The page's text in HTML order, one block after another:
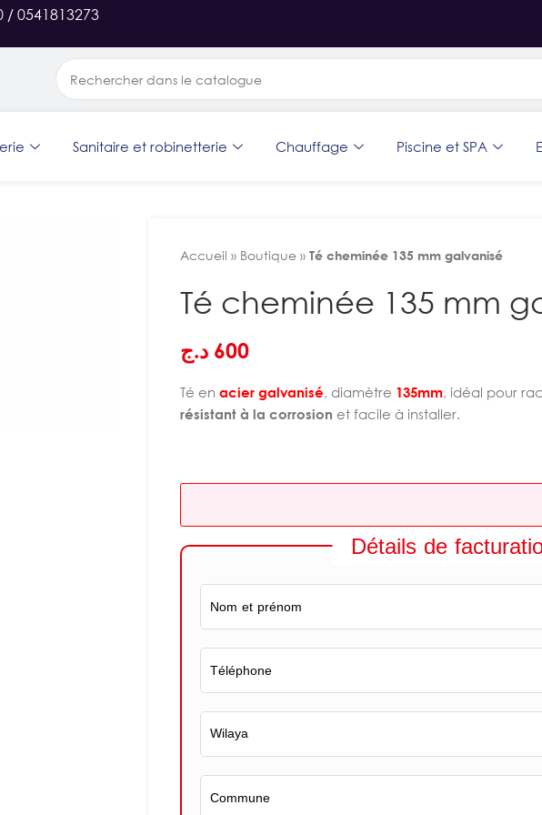
/ 0541813273
Sanitaire et robinetterie Chauffage Piscine et SPA
Accueil » Boutique » Té cheminée 135 mm galvanisé
Té cheminée 135 mm
600 د.ج
Té en acier galvanisé, diamètre 135mm, idéal pour
résistant à la corrosion et facile à installer.
Détails de